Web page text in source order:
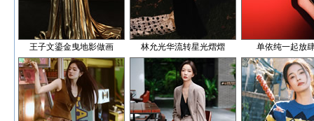
王子文鎏金曳地影做画 林允光华流转星光熠熠 单依纯一起放